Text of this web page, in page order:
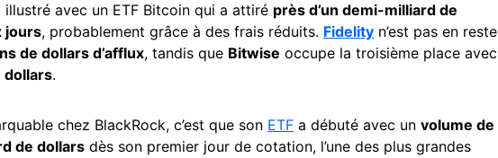
illustré avec un ETF Bitcoin qui a attiré près d’un demi-milliard de
jours, probablement grâce à des frais réduits. Fidelity n’est pas en reste
de dollars d’afflux, tandis que Bitwise occupe la troisième place avec
dollars.
chez BlackRock, c’est que son ETF a débuté avec un volume de
de dollars dès son premier jour de cotation, l’une des plus grandes